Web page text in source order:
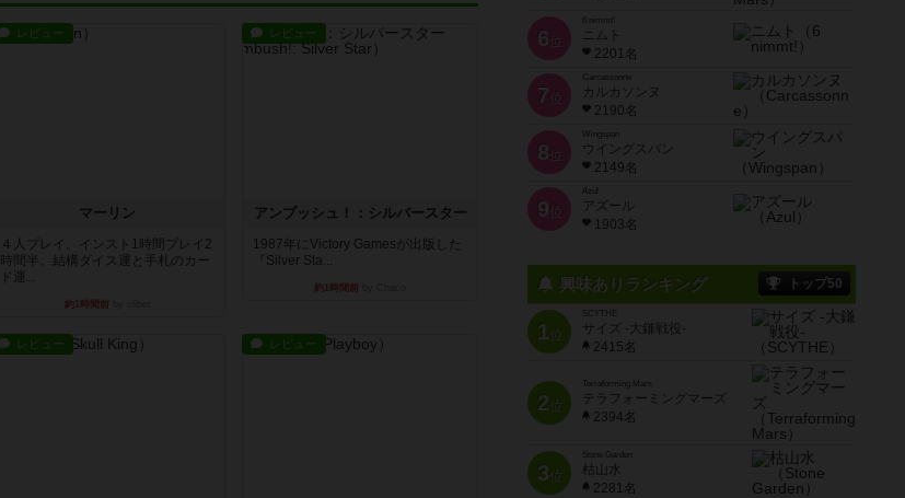
レビュー
マーリン
４人プレイ。インスト1時間プレイ2
時間半。結構ダイス運と手札のカー
ド運...
約1時間前
レビュー
アンブッシュ！：シルバースター
1987年にVictory Gamesが出版した
『Silver Sta...
約1時間前
レビュー レビュー
6 位
ニムト
2201名
7 位
Carcassonne
カルカソンヌ
2190名
8 位
Wingspan
ウイングスパン
2149名
9 位
Azul
アズール
1903名
興味ありランキング トップ50
1位
SCYTHE
サイズ -大鎌戦役-
2415名
2位
Terraforming Mars
テラフォーミングマーズ
2394名
3位
Stone Garden
枯山水
2281名